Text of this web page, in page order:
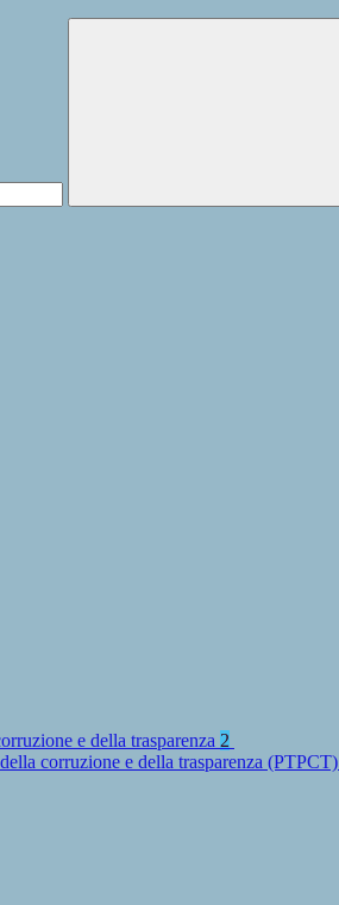
e della trasparenza 2
corruzione e della trasparenza (PTPCT)